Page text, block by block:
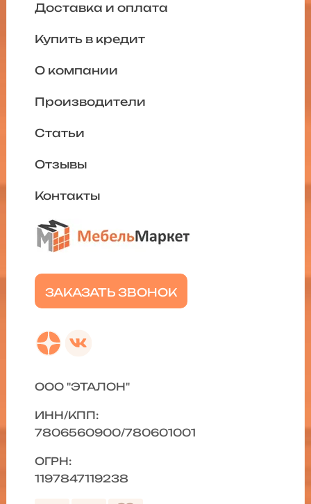
ЗАКАЗАТЬ ЗВОНОК
Доставка и оплата
Купить в кредит
О компании
Производители
Статьи
Отзывы
Контакты
ООО "ЭТАЛОН"
ИНН/КПП:
7806560900/780601001
ОГРН:
1197847119238